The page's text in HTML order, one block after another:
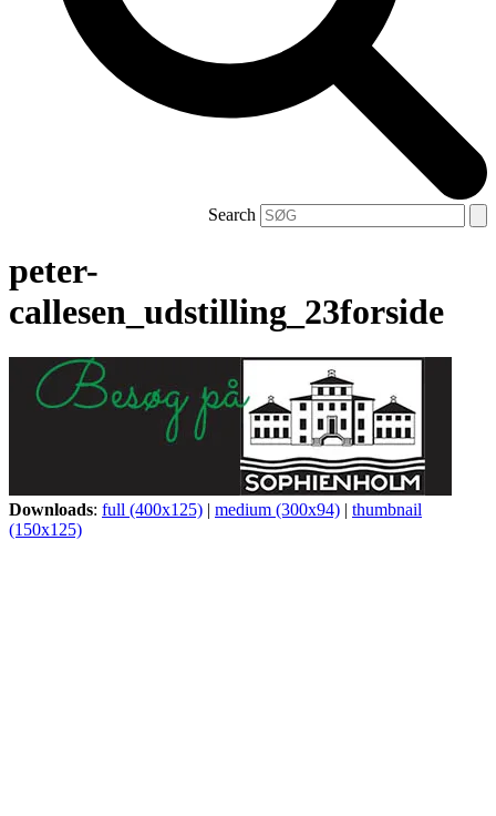
Search
peter-
callesen_udstilling_23forside
Downloads: full (400x125) | medium (300x94) | thumbnail
(150x125)